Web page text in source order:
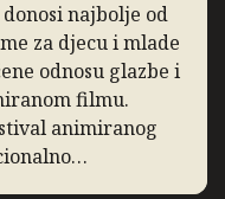
najbolje od
za djecu i mlade
odnosu glazbe i
filmu.
animiranog